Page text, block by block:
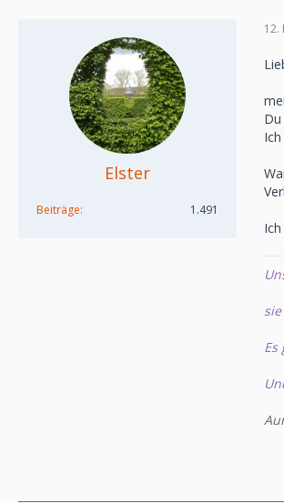
Elster
Beiträge 1.491
12.
Es